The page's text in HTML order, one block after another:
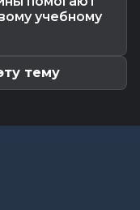
число
учебному
тему